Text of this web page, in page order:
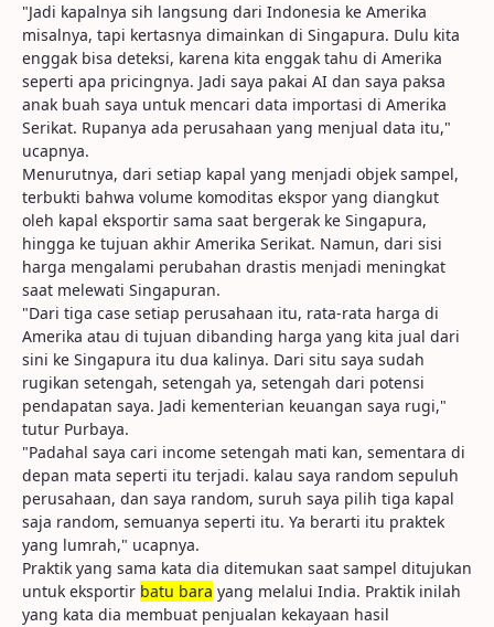
"Jadi kapalnya sih langsung dari Indonesia ke Amerika
misalnya, tapi kertasnya dimainkan di Singapura. Dulu kita
enggak bisa deteksi, karena kita enggak tahu di Amerika
seperti apa pricingnya. Jadi saya pakai AI dan saya paksa
anak buah saya untuk mencari data importasi di Amerika
Serikat. Rupanya ada perusahaan yang menjual data itu,"
ucapnya.
Menurutnya, dari setiap kapal yang menjadi objek sampel,
terbukti bahwa volume komoditas ekspor yang diangkut
oleh kapal eksportir sama saat bergerak ke Singapura,
hingga ke tujuan akhir Amerika Serikat. Namun, dari sisi
harga mengalami perubahan drastis menjadi meningkat
saat melewati Singapuran.
"Dari tiga case setiap perusahaan itu, rata-rata harga di
Amerika atau di tujuan dibanding harga yang kita jual dari
sini ke Singapura itu dua kalinya. Dari situ saya sudah
rugikan setengah, setengah ya, setengah dari potensi
pendapatan saya. Jadi kementerian keuangan saya rugi,"
tutur Purbaya.
"Padahal saya cari income setengah mati kan, sementara di
depan mata seperti itu terjadi. kalau saya random sepuluh
perusahaan, dan saya random, suruh saya pilih tiga kapal
saja random, semuanya seperti itu. Ya berarti itu praktek
yang lumrah," ucapnya.
Praktik yang sama kata dia ditemukan saat sampel ditujukan
untuk eksportir batu bara yang melalui India. Praktik inilah
yang kata dia membuat penjualan kekayaan hasil